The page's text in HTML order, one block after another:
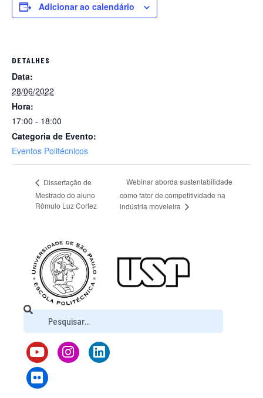
Adicionar ao calendário
DETALHES
Data:
28/06/2022
Hora:
17:00 - 18:00
Categoria de Evento:
Eventos Politécnicos
Dissertação de
Mestrado do aluno
Rômulo Luz Cortez
Webinar aborda sustentabilidade
como fator de competitividade na
indústria moveleira